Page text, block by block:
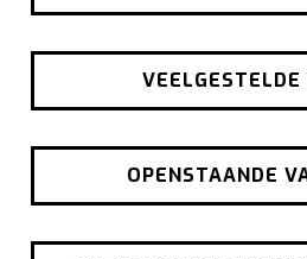
VEELGESTELDE
OPENSTAANDE